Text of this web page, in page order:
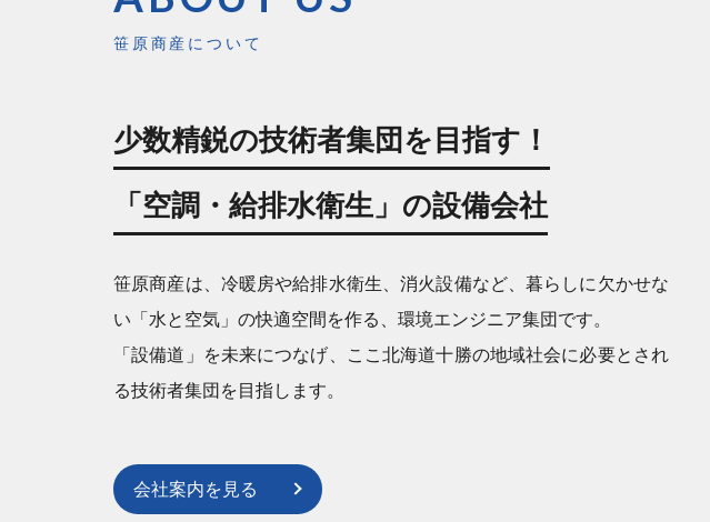
笹原商産について
少数精鋭の技術者集団を目指す！
「空調・給排水衛生」の設備会社
笹原商産は、冷暖房や給排水衛生、消火設備など、暮らしに欠かせな
い「水と空気」の快適空間を作る、環境エンジニア集団です。
「設備道」を未来につなげ、ここ北海道十勝の地域社会に必要とされ
る技術者集団を目指します。
会社案内を見る